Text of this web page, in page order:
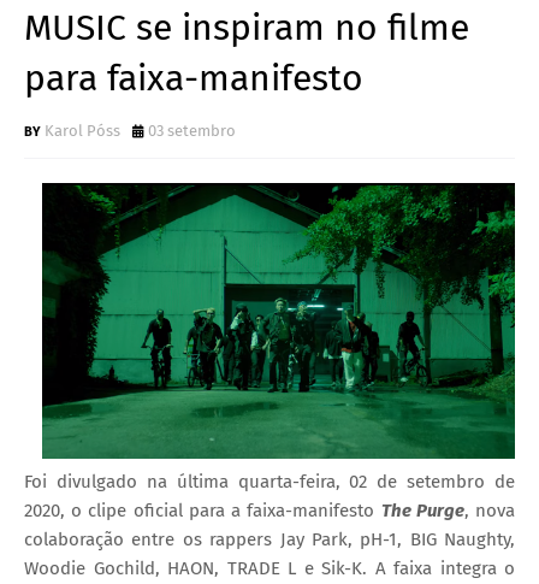
MUSIC se inspiram no filme
para faixa-manifesto
Karol Póss 03 setembro
Foi divulgado na última quarta-feira, 02 de setembro de
2020, o clipe oficial para a faixa-manifesto The Purge, nova
colaboração entre os rappers Jay Park, pH-1, BIG Naughty,
Woodie Gochild, HAON, TRADE L e Sik-K. A faixa integra o